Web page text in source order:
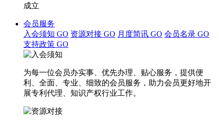
成立
会员服务
入会须知 GO 资源对接 GO 月度简讯 GO 会员名录 GO
支持政策 GO
为每一位会员办实事、优先办理、贴心服务，提供便
利、全面、专业、细致的会员服务，助力会员更好地开
展专利代理、知识产权行业工作。